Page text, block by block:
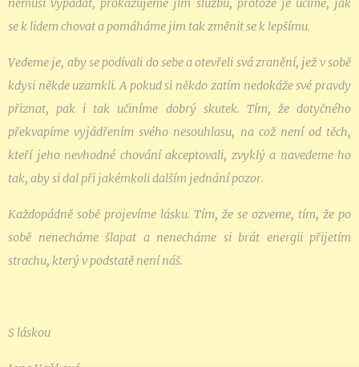
se k lidem chovat a pomáháme jim tak změnit se k lepšímu.
Vedeme je, aby se podívali do sebe a otevřeli svá zranění, jež v sobě
kdysi někde uzamkli. A pokud si někdo zatím nedokáže své pravdy
přiznat, pak i tak učiníme dobrý skutek. Tím, že dotyčného
překvapíme vyjádřením svého nesouhlasu, na což není od těch,
kteří jeho nevhodné chování akceptovali, zvyklý a navedeme ho
tak, aby si dal při jakémkoli dalším jednání pozor.
Každopádně sobě projevíme lásku. Tím, že se ozveme, tím, že po
sobě nenecháme šlapat a nenecháme si brát energii přijetím
strachu, který v podstatě není náš.
S láskou